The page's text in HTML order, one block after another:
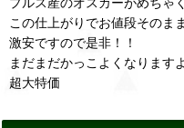
この仕上がりでお値段そのま
激安ですので是非！！
まだまだかっこよくなりますよ
超大特価